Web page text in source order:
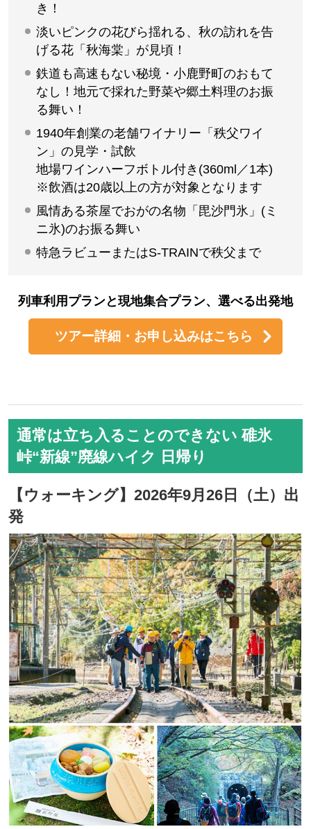
き！
淡いピンクの花びら揺れる、秋の訪れを告
げる花「秋海棠」が見頃！
鉄道も高速もない秘境・小鹿野町のおもて
なし！地元で採れた野菜や郷土料理のお振
る舞い！
1940年創業の老舗ワイナリー「秩父ワイ
ン」の見学・試飲
地場ワインハーフボトル付き(360ml／1本)
※飲酒は20歳以上の方が対象となります
風情ある茶屋でおがの名物「毘沙門氷」(ミ
ニ氷)のお振る舞い
特急ラビューまたはS-TRAINで秩父まで
列車利用プランと現地集合プラン、選べる出発地
ツアー詳細・お申し込みはこちら
通常は立ち入ることのできない 碓氷
峠“新線”廃線ハイク 日帰り
【ウォーキング】2026年9月26日（土）出
発